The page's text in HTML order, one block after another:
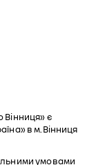
Вінниця» є
в м.Вінниця
умовами